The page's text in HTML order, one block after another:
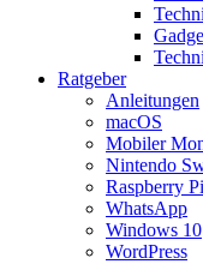
Ratgeber
Anleitungen
macOS
Mobiler
Nintendo
Raspberry Pi
WhatsApp
Windows 10
WordPress